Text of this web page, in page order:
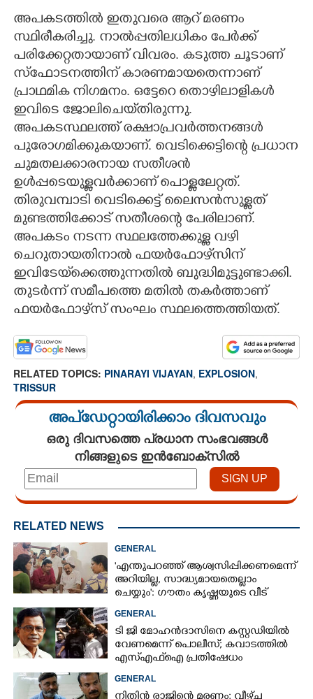
അപകടത്തിൽ ഇതുവരെ ആറ് മരണം
സ്ഥിരീകരിച്ചു. നാൽപ്പതിലധികം പേർക്ക്
പരിക്കേറ്റതായാണ് വിവരം. കടുത്ത ചൂടാണ്
സ്ഫോടനത്തിന് കാരണമായതെന്നാണ്
പ്രാഥമിക നിഗമനം. ഒട്ടേറെ തൊഴിലാളികൾ
ഇവിടെ ജോലിചെയ്‌തിരുന്നു.
അപകടസ്ഥലത്ത് രക്ഷാപ്രവർത്തനങ്ങൾ
പുരോഗമിക്കുകയാണ്. വെടിക്കെട്ടിന്റെ പ്രധാന
ചുമതലക്കാരനായ സതീശൻ
ഉൾപ്പടെയുള്ളവർക്കാണ് പൊള്ളലേറ്റത്.
തിരുവമ്പാടി വെടിക്കെട്ട് ലൈസൻസുള്ളത്
മുണ്ടത്തിക്കോട് സതീശന്റെ പേരിലാണ്.
അപകടം നടന്ന സ്ഥലത്തേക്കുള്ള വഴി
ചെറുതായതിനാൽ ഫയർഫോഴ്‌സിന്
ഇവിടേയ്‌ക്കെത്തുന്നതിൽ ബുദ്ധിമുട്ടുണ്ടാക്കി.
തുടർന്ന് സമീപത്തെ മതിൽ തകർത്താണ്
ഫയർഫോഴ്‌സ് സംഘം സ്ഥലത്തെത്തിയത്.
RELATED TOPICS: PINARAYI VIJAYAN, EXPLOSION,
TRISSUR
അപ്ഡേറ്റായിരിക്കാം ദിവസവും
ഒരു ദിവസത്തെ പ്രധാന സംഭവങ്ങൾ
നിങ്ങളുടെ ഇൻബോക്സിൽ
RELATED NEWS
GENERAL
'എന്തുപറഞ്ഞ് ആശ്വസിപ്പിക്കണമെന്ന്
അറിയില്ല, സാദ്ധ്യമായതെല്ലാം
ചെയ്യും': ഗൗതം കൃഷ്ണയുടെ വീട്
GENERAL
ടി ജി മോഹൻദാസിനെ കസ്റ്റഡിയിൽ
വേണമെന്ന് പൊലീസ്; കവാടത്തിൽ
എസ്എഫ്ഐ പ്രതിഷേധം
GENERAL